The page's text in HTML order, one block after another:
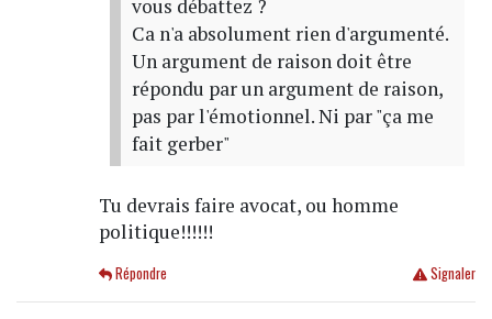
vous débattez ?
Ca n'a absolument rien d'argumenté.
Un argument de raison doit être
répondu par un argument de raison,
pas par l'émotionnel. Ni par "ça me
fait gerber"
Tu devrais faire avocat, ou homme
politique!!!!!!
Signaler
Répondre